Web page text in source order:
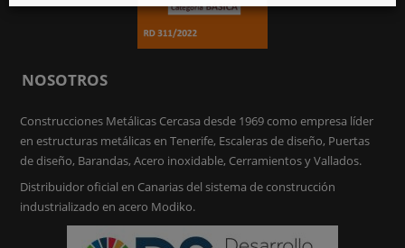
NOSOTROS
Construcciones Metálicas Cercasa desde 1969 como empresa líder
en estructuras metálicas en Tenerife, Escaleras de diseño, Puertas
de diseño, Barandas, Acero inoxidable, Cerramientos y Vallados.
Distribuidor oficial en Canarias del sistema de construcción
industrializado en acero Modiko.